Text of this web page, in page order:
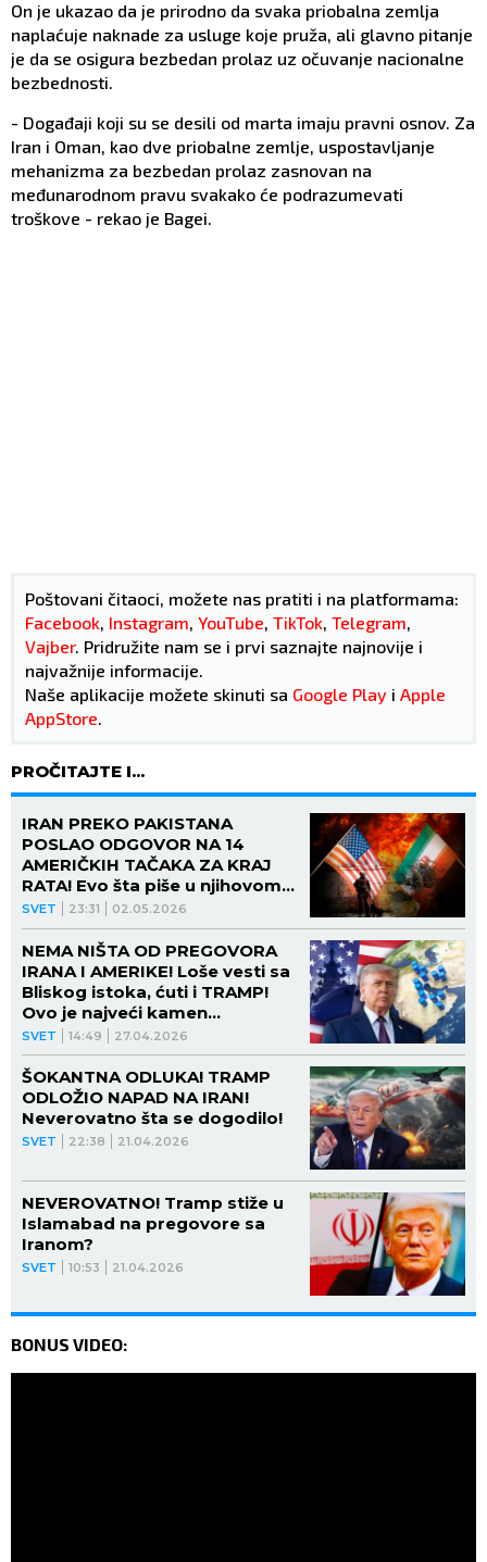
On je ukazao da je prirodno da svaka priobalna zemlja
naplaćuje naknade za usluge koje pruža, ali glavno pitanje
je da se osigura bezbedan prolaz uz očuvanje nacionalne
bezbednosti.
- Događaji koji su se desili od marta imaju pravni osnov. Za
Iran i Oman, kao dve priobalne zemlje, uspostavljanje
mehanizma za bezbedan prolaz zasnovan na
međunarodnom pravu svakako će podrazumevati
troškove - rekao je Bagei.
Poštovani čitaoci, možete nas pratiti i na platformama:
Facebook, Instagram, YouTube, TikTok, Telegram,
Vajber. Pridružite nam se i prvi saznajte najnovije i
najvažnije informacije.
Naše aplikacije možete skinuti sa Google Play i Apple
AppStore.
PROČITAJTE I...
SVET 23:31 02.05.2026
IRAN PREKO PAKISTANA
POSLAO ODGOVOR NA 14
AMERIČKIH TAČAKA ZA KRAJ
RATA! Evo šta piše u njihovom
planu!
SVET 14:49 27.04.2026
NEMA NIŠTA OD PREGOVORA
IRANA I AMERIKE! Loše vesti sa
Bliskog istoka, ćuti i TRAMP!
Ovo je najveći kamen
spoticanja
SVET 22:38 21.04.2026
ŠOKANTNA ODLUKA! TRAMP
ODLOŽIO NAPAD NA IRAN!
Neverovatno šta se dogodilo!
SVET 10:53 21.04.2026
NEVEROVATNO! Tramp stiže u
Islamabad na pregovore sa
Iranom?
BONUS VIDEO: